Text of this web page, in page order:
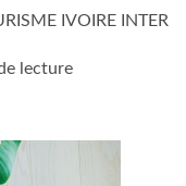
IVOIRE INTER
lecture